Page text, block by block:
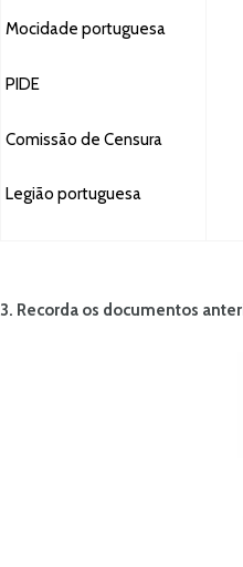
Mocidade portuguesa
PIDE
Comissão de Censura
Legião portuguesa
3. Recorda os documentos